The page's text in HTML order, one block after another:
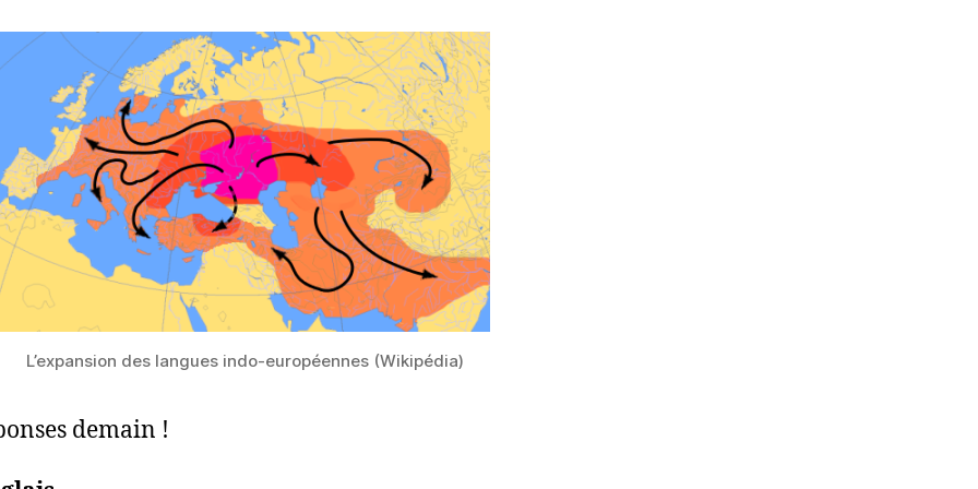
L’expansion des langues indo-européennes (Wikipédia)
demain !